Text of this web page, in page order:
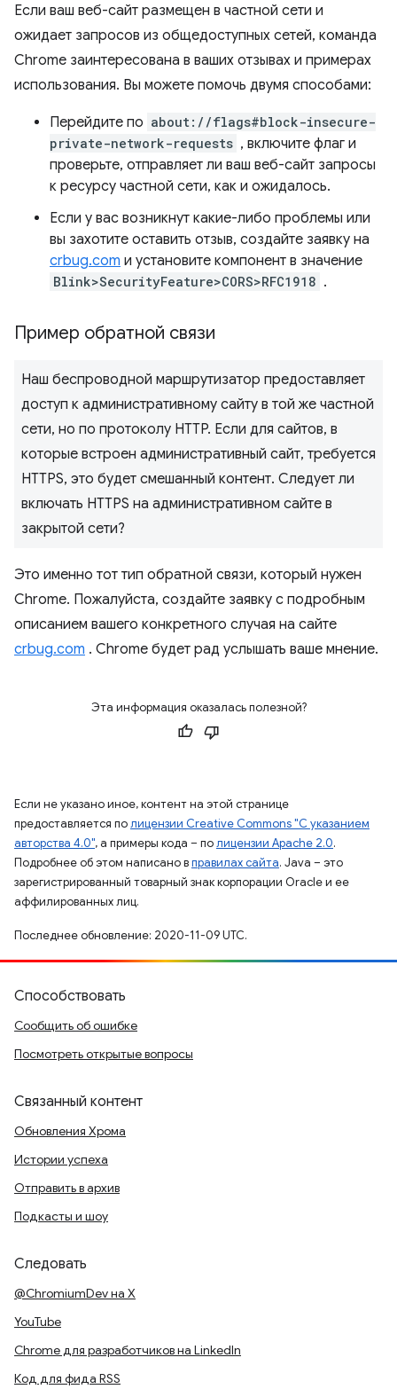
Если ваш веб-сайт размещен в частной сети и
ожидает запросов из общедоступных сетей, команда
Chrome заинтересована в ваших отзывах и примерах
использования. Вы можете помочь двумя способами:
Перейдите по about://flags#block-insecure-
private-network-requests , включите флаг и
проверьте, отправляет ли ваш веб-сайт запросы
к ресурсу частной сети, как и ожидалось.
Если у вас возникнут какие-либо проблемы или
вы захотите оставить отзыв, создайте заявку на
crbug.com и установите компонент в значение
Blink>SecurityFeature>CORS>RFC1918 .
Пример обратной связи
Наш беспроводной маршрутизатор предоставляет
доступ к административному сайту в той же частной
сети, но по протоколу HTTP. Если для сайтов, в
которые встроен административный сайт, требуется
HTTPS, это будет смешанный контент. Следует ли
включать HTTPS на административном сайте в
закрытой сети?
Это именно тот тип обратной связи, который нужен
Chrome. Пожалуйста, создайте заявку с подробным
описанием вашего конкретного случая на сайте
crbug.com . Chrome будет рад услышать ваше мнение.
Эта информация оказалась полезной?
Если не указано иное, контент на этой странице
предоставляется полицензии Creative Commons "С указанием
авторства 4.0", а примеры кода – полицензии Apache 2.0.
Подробнее об этом написано вправилах сайта. Java – это
зарегистрированный товарный знак корпорации Oracle и ее
аффилированных лиц.
Последнее обновление: 2020-11-09 UTC.
Способствовать
Сообщить об ошибке
Посмотреть открытые вопросы
Связанный контент
Обновления Хрома
Истории успеха
Отправить в архив
Подкасты и шоу
Следовать
@ChromiumDev на X
YouTube
Chrome для разработчиков на LinkedIn
Код для фида RSS